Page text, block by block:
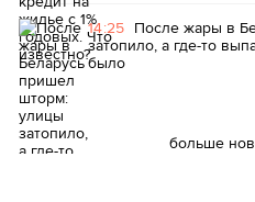
14:25 После жары в
затопило, а где-то
было
больше